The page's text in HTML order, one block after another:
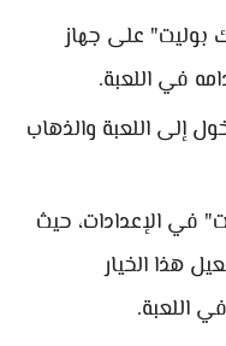
بوليت" على جهاز
في اللعبة.
إلى اللعبة والذهاب
في الإعدادات، حيث
هذا الخيار
اللعبة.